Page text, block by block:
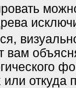
вам
или откуда